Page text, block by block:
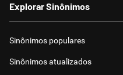
Explorar Sinônimos
Sinônimos populares
Sinônimos atualizados